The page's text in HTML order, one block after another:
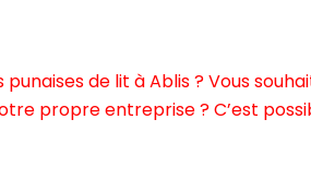
de lit à Ablis ? Vous
propre entreprise ? C’est